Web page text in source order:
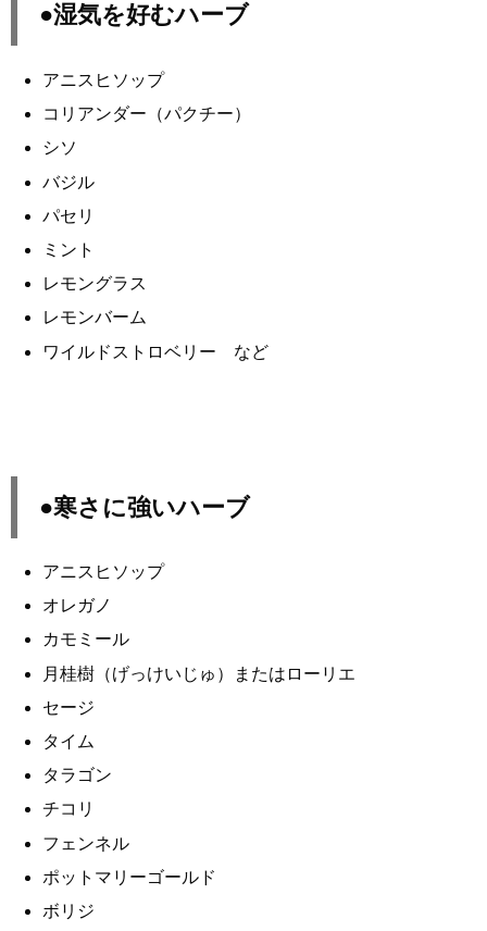
●湿気を好むハーブ
アニスヒソップ
コリアンダー（パクチー）
シソ
バジル
パセリ
ミント
レモングラス
レモンバーム
ワイルドストロベリー など
●寒さに強いハーブ
アニスヒソップ
オレガノ
カモミール
月桂樹（げっけいじゅ）またはローリエ
セージ
タイム
タラゴン
チコリ
フェンネル
ポットマリーゴールド
ボリジ